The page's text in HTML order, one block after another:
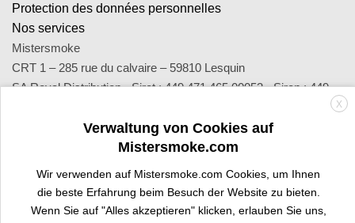
Protection des données personnelles
Nos services
Mistersmoke
CRT 1 – 285 rue du calvaire – 59810 Lesquin
SA Royal Distribution - Siret : 449 471 465 00053 - Siren : 449
Contact : notre équipe d’experts est joignable par email
sav@mistersmoke.com ou par téléphone au 03 20 90 56 55 du
X
Verwaltung von Cookies auf
Mistersmoke.com
Wir verwenden auf Mistersmoke.com Cookies, um Ihnen
die beste Erfahrung beim Besuch der Website zu bieten.
Wenn Sie auf "Alles akzeptieren" klicken, erlauben Sie uns,